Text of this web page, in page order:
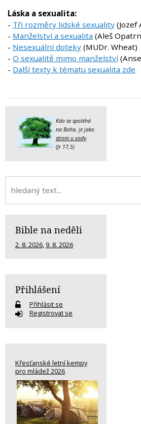
Láska a sexualita:
- Tři rozměry lidské sexuality (Jozef
- Manželství a sexualita (Aleš
- Nesexuální doteky (MUDr. Wheat)
- O sexualitě mimo manželství
- Další texty k tématu sexualita zde
Kdo se spoléhá
na Boha, je jako
strom u vody.
(Jr 17,5)
Bible na neděli
2. 8. 2026, 9. 8. 2026
Přihlášení
Přihlásit se
Registrovat se
Křesťanské letní kempy
pro mládež 2026